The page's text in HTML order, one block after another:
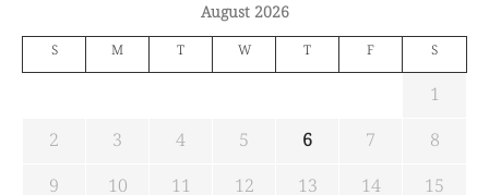
August 2026
S M T W T F S
1
2
3 4 5 6 7
8
9
10 11 12 13 14
15